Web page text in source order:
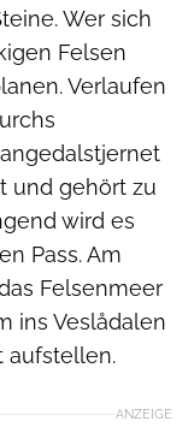
Wer sich
Felsen
Verlaufen
und gehört zu
wird es
Pass. Am
Felsenmeer
ins Veslådalen
aufstellen.
ANZEIGE